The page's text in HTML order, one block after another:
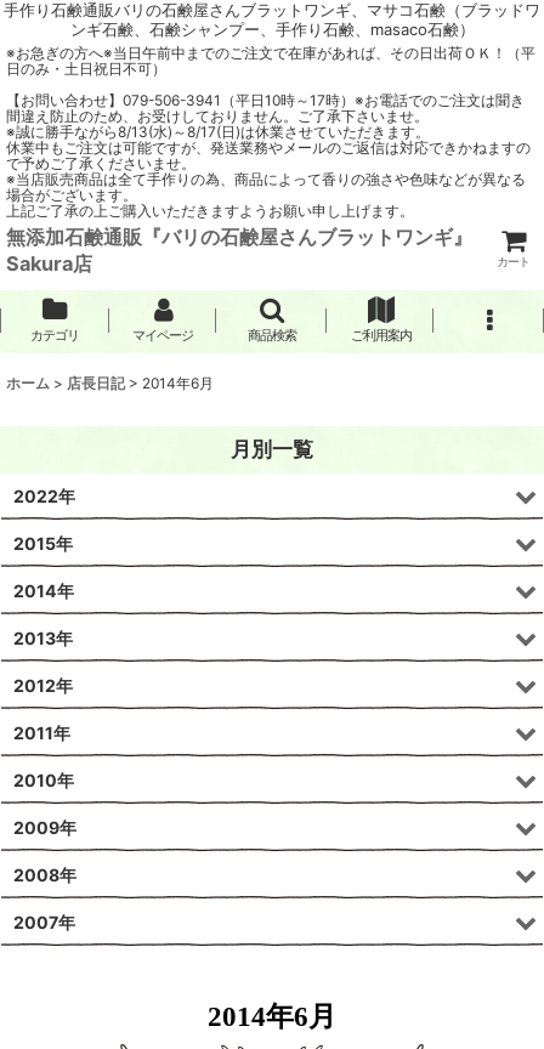
手作り石鹸通販バリの石鹸屋さんブラットワンギ、マサコ石鹸（ブラッドワ
ンギ石鹸、石鹸シャンプー、手作り石鹸、masaco石鹸）
※お急ぎの方へ※当日午前中までのご注文で在庫があれば、その日出荷ＯＫ！（平
日のみ・土日祝日不可）
【お問い合わせ】079-506-3941（平日10時～17時）※お電話でのご注文は聞き
間違え防止のため、お受けしておりません。ご了承下さいませ。
※誠に勝手ながら8/13(水)～8/17(日)は休業させていただきます。
休業中もご注文は可能ですが、発送業務やメールのご返信は対応できかねますの
で予めご了承くださいませ。
※当店販売商品は全て手作りの為、商品によって香りの強さや色味などが異なる
場合がございます。
上記ご了承の上ご購入いただきますようお願い申し上げます。
無添加石鹸通販『バリの石鹸屋さんブラットワンギ』
Sakura店
カート
カテゴリ マイページ 商品検索 ご利用案内
ホーム > 店長日記 > 2014年6月
2014年6月
月別一覧
2022年
2015年
2014年
2013年
2012年
2011年
2010年
2009年
2008年
2007年